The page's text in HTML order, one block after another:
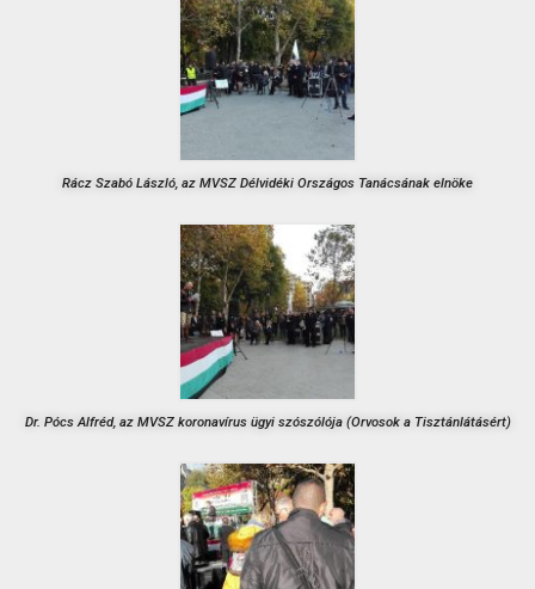
Rácz Szabó László, az MVSZ Délvidéki Országos Tanácsának elnöke
Dr. Pócs Alfréd, az MVSZ koronavírus ügyi szószólója (Orvosok a Tisztánlátásért)